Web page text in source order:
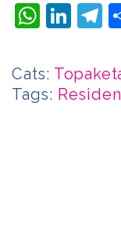
Cats:
Tags: